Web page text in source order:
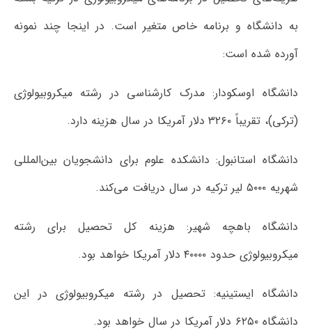
به دانشگاه و برنامه خاص متغیر است. در اینجا چند نمونه
آورده شده است:
دانشگاه اوسکودار: مدرک کارشناسی در رشته میکروبیولوژی
(ترکی)، تقریباً ۳۲۶۰ دلار آمریکا در سال هزینه دارد.
دانشگاه استانبول: دانشکده علوم برای دانشجویان بین‌المللی
شهریه ۵۰۰۰ لیر ترکیه در سال دریافت می‌کند.
دانشگاه باهچه شهیر: هزینه کل تحصیل برای رشته
میکروبیولوژی حدود ۴۰۰۰۰ دلار آمریکا خواهد بود.
دانشگاه ایستینیه: تحصیل در رشته میکروبیولوژی در این
دانشگاه ۶۲۵۰ دلار آمریکا در سال خواهد بود.